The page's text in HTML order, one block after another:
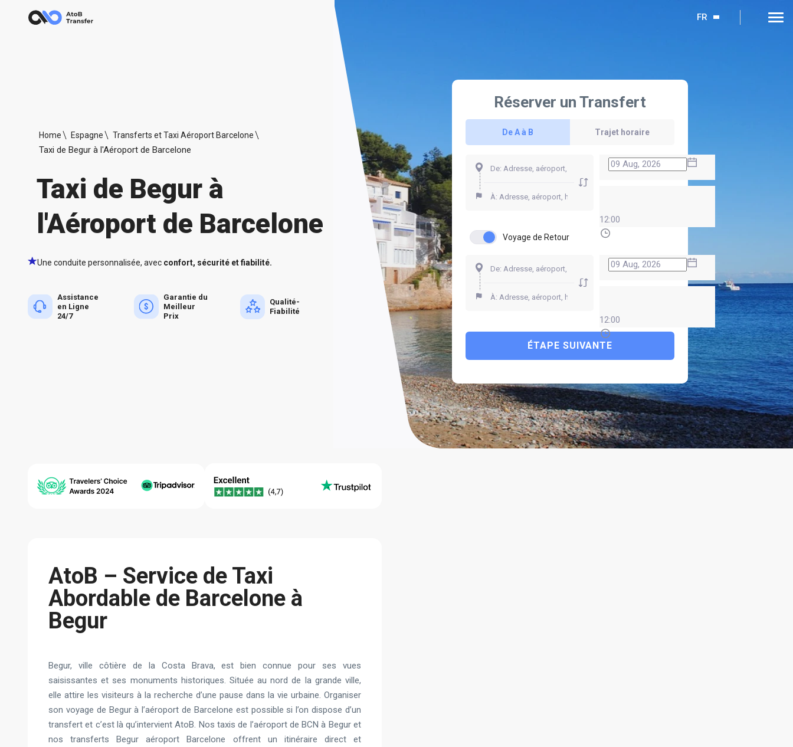
FR
Home Espagne Transferts et Taxi Aéroport Barcelone
Taxi de Begur à l'Aéroport de Barcelone
Taxi de Begur à
l'Aéroport de Barcelone
Une conduite personnalisée, avec confort, sécurité et fiabilité.
Assistance
en Ligne
24/7
Garantie du
Meilleur
Prix
Qualité-
Fiabilité
Réserver un Transfert
De A à B Trajet horaire
12:00
Voyage de Retour
12:00
ÉTAPE SUIVANTE
AtoB – Service de Taxi
Abordable de Barcelone à
Begur
Begur, ville côtière de la Costa Brava, est bien connue pour ses vues
saisissantes et ses monuments historiques. Située au nord de la grande ville,
elle attire les visiteurs à la recherche d’une pause dans la vie urbaine. Organiser
son voyage de Begur à l’aéroport de Barcelone est possible si l’on dispose d’un
transfert et c’est là qu’intervient AtoB. Nos taxis de l’aéroport de BCN à Begur et
nos transferts Begur aéroport Barcelone offrent un itinéraire direct et